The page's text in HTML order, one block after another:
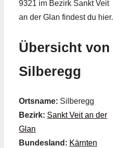
9321 im Bezirk Sankt Veit
an der Glan findest du hier.
Übersicht von
Silberegg
Ortsname: Silberegg
Bezirk: Sankt Veit an der
Glan
Bundesland: Kärnten